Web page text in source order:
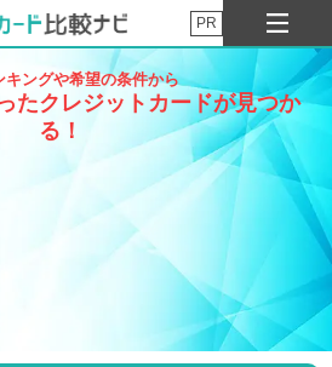
PR
キングや希望の条件から
たクレジットカードが見つか
る！